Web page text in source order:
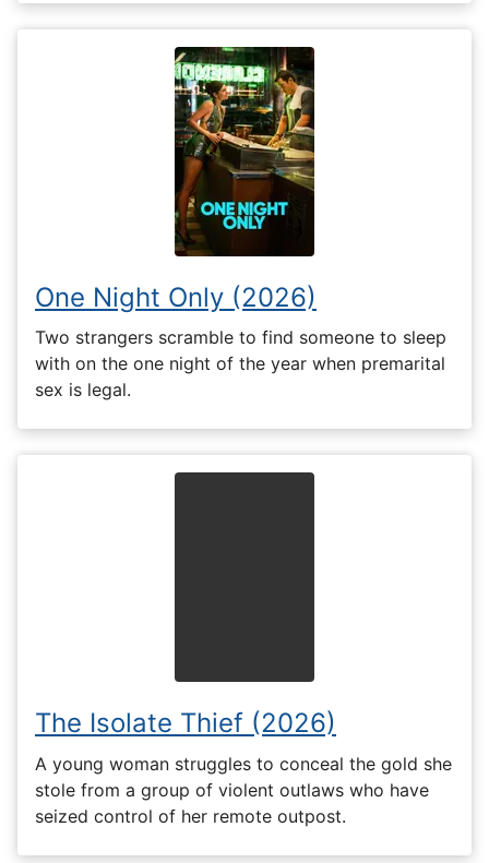
One Night Only (2026)
Two strangers scramble to find someone to sleep
with on the one night of the year when premarital
sex is legal.
The Isolate Thief (2026)
A young woman struggles to conceal the gold she
stole from a group of violent outlaws who have
seized control of her remote outpost.